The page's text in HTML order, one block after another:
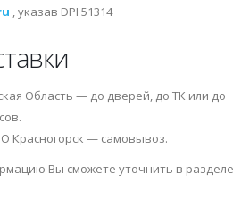
, указав DPI 51314
Область — до дверей, до ТК или до
Красногорск — самовывоз.
Вы сможете уточнить в разделе